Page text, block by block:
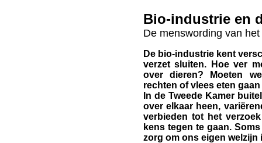
Bio-industrie en
De menswording van het
De bio-industrie kent
verzet sluiten. Hoe ver
over dieren? Moeten
rechten of vlees eten
In de Tweede Kamer
over elkaar heen,
verbieden tot het
kens tegen te gaan.
zorg om ons eigen welzijn